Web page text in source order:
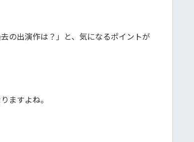
の出演作は？」と、気になるポイントが
ますよね。